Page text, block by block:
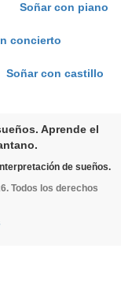
Soñar con piano
concierto
Soñar con castillo
Aprende el
de sueños.
Todos los derechos